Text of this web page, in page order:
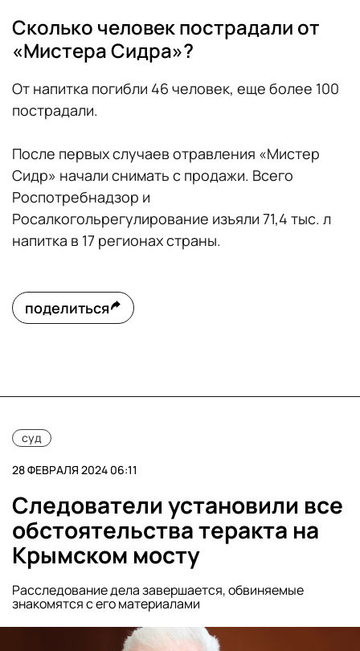
Сколько человек пострадали от
«Мистера Сидра»?
От напитка погибли 46 человек, еще более 100
пострадали.
После первых случаев отравления «Мистер
Сидр» начали снимать с продажи. Всего
Роспотребнадзор и
Росалкогольрегулирование изъяли 71,4 тыс. л
напитка в 17 регионах страны.
поделиться
суд
28 ФЕВРАЛЯ 2024 06:11
Следователи установили все
обстоятельства теракта на
Крымском мосту
Расследование дела завершается, обвиняемые
знакомятся с его материалами